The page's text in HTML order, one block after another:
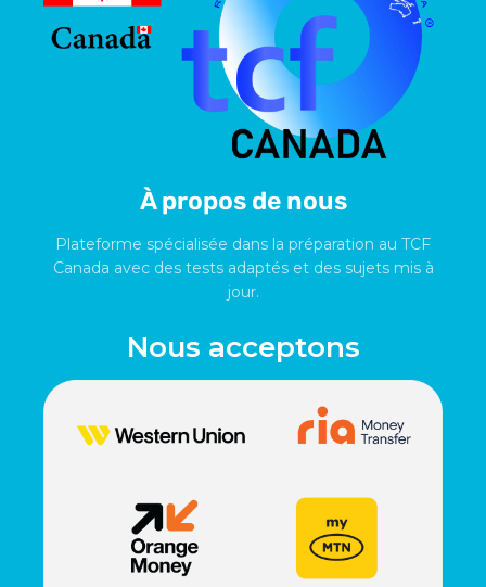
À propos de nous
Plateforme spécialisée dans la préparation au TCF
Canada avec des tests adaptés et des sujets mis à
jour.
Nous acceptons